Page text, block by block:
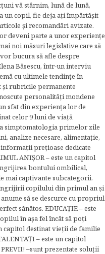
vă stârnim, lună de lună,
un copil, fie deja aţi împărtăşit
şi recomandări avizate.
deveni parte a unor experienţe
noi măsuri legislative care să
bucura să afle despre
Băsescu, într-un interviu
cu ultimele tendinţe în
şi rubricile permanente
personalităţi mondene
sfat din experienţa lor de
celor 9 luni de viaţă
simptomatologia primelor zile
analize necesare, alimentaţie,
preţioase dedicate
ANIŞOR – este un capitol
bontului ombilical,
mai captivante subcategorii.
îngrijirii copilului din primul an şi
să se descurce cu propriul
sănătos. EDUCAŢIE – este
în aşa fel încât să poţi
capitol destinat vieţii de familie
– este un capitol
–sunt prezentate soluţii